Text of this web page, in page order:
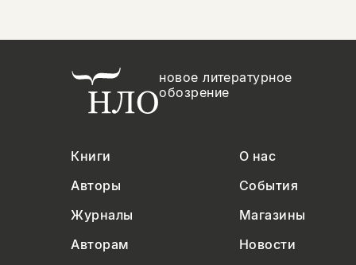
новое литературное
обозрение
Книги
О нас
Авторы
События
Журналы
Магазины
Авторам
Новости